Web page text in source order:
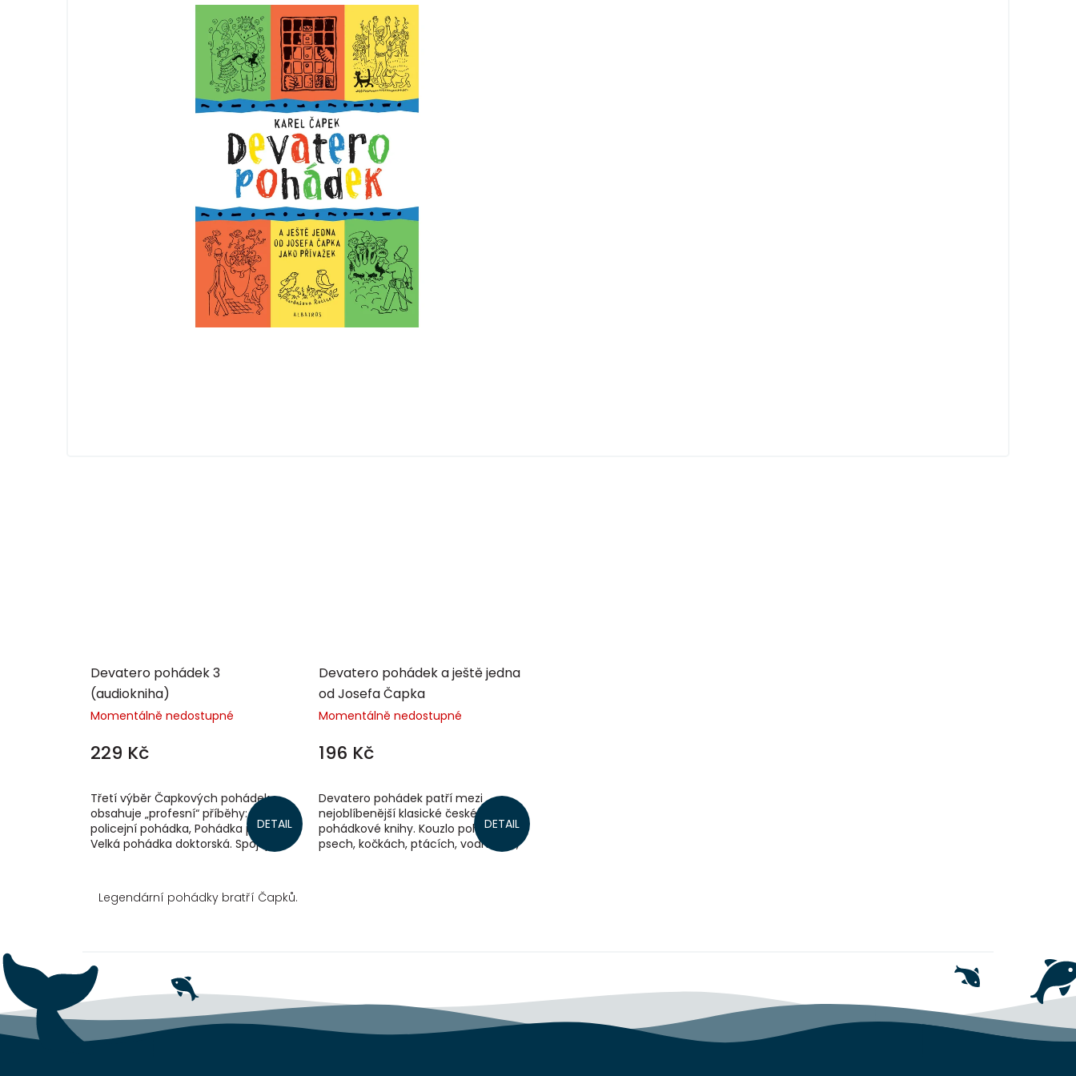
Devatero pohádek 3
(audiokniha)
Momentálně nedostupné
229 Kč
DETAIL
Třetí výběr Čapkových pohádek
obsahuje „profesní“ příběhy: Velká
policejní pohádka, Pohádka pošťácká,
Velká pohádka doktorská. Spojuje je
Devatero pohádek a ještě jedna
od Josefa Čapka
Momentálně nedostupné
196 Kč
DETAIL
Devatero pohádek patří mezi
nejoblíbenější klasické české
pohádkové knihy. Kouzlo pohádek o
psech, kočkách, ptácích, vodnících,
Legendární pohádky bratří Čapků.